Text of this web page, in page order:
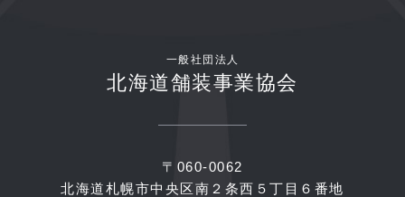
一般社団法人
北海道舗装事業協会
〒060-0062
北海道札幌市中央区南２条西５丁目６番地